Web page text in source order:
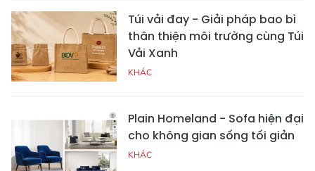
Túi vải đay - Giải pháp bao bì
thân thiện môi trường cùng Túi
Vải Xanh
KHÁC
Plain Homeland - Sofa hiện đại
cho không gian sống tối giản
KHÁC